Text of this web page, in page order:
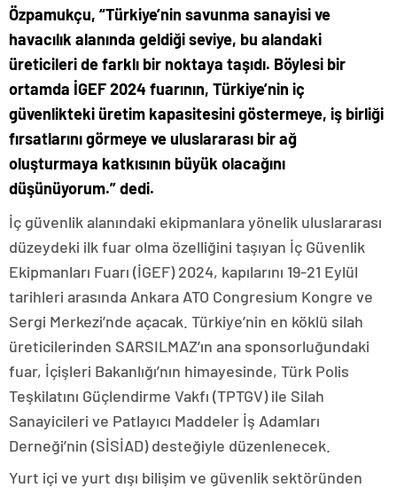
Özpamukçu, “Türkiye’nin savunma sanayisi ve
havacılık alanında geldiği seviye, bu alandaki
üreticileri de farklı bir noktaya taşıdı. Böylesi bir
ortamda İGEF 2024 fuarının, Türkiye’nin iç
güvenlikteki üretim kapasitesini göstermeye, iş birliği
fırsatlarını görmeye ve uluslararası bir ağ
oluşturmaya katkısının büyük olacağını
düşünüyorum.” dedi.
İç güvenlik alanındaki ekipmanlara yönelik uluslararası
düzeydeki ilk fuar olma özelliğini taşıyan İç Güvenlik
Ekipmanları Fuarı (İGEF) 2024, kapılarını 19-21 Eylül
tarihleri arasında Ankara ATO Congresium Kongre ve
Sergi Merkezi’nde açacak. Türkiye’nin en köklü silah
üreticilerinden SARSILMAZ’ın ana sponsorluğundaki
fuar, İçişleri Bakanlığı’nın himayesinde, Türk Polis
Teşkilatını Güçlendirme Vakfı (TPTGV) ile Silah
Sanayicileri ve Patlayıcı Maddeler İş Adamları
Derneği’nin (SİSİAD) desteğiyle düzenlenecek.
Yurt içi ve yurt dışı bilişim ve güvenlik sektöründen